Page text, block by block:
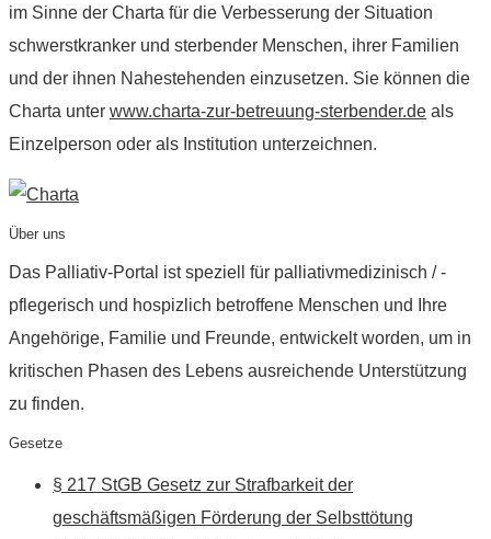
im Sinne der Charta für die Verbesserung der Situation
schwerstkranker und sterbender Menschen, ihrer Familien
und der ihnen Nahestehenden einzusetzen. Sie können die
Charta unter www.charta-zur-betreuung-sterbender.de als
Einzelperson oder als Institution unterzeichnen.
Über uns
Das Palliativ-Portal ist speziell für palliativmedizinisch / -
pflegerisch und hospizlich betroffene Menschen und Ihre
Angehörige, Familie und Freunde, entwickelt worden, um in
kritischen Phasen des Lebens ausreichende Unterstützung
zu finden.
Gesetze
§ 217 StGB Gesetz zur Strafbarkeit der
geschäftsmäßigen Förderung der Selbsttötung